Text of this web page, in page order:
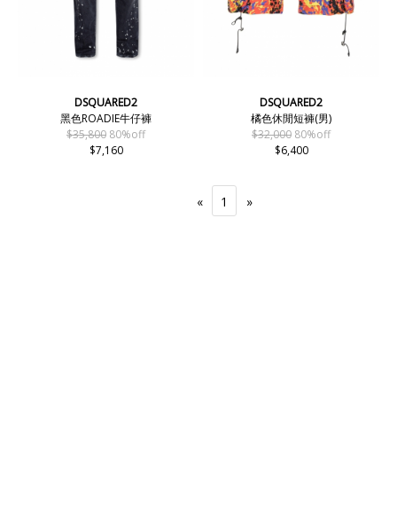
DSQUARED2
黑色ROADIE牛仔褲
$35,800 80%off
$7,160
DSQUARED2
橘色休閒短褲(男)
$32,000 80%off
$6,400
« 1 »